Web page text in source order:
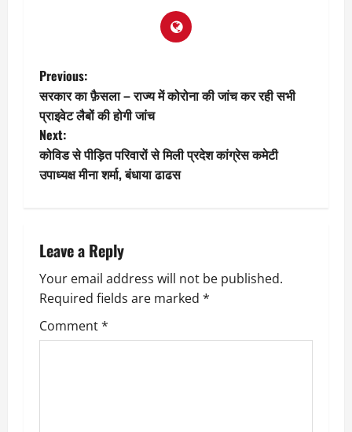
P
o
s
t
a
v
i
g
Previous:
सरकार का फ़ैसला – राज्य में कोरोना की जांच कर रही सभी
प्राइवेट लैबों की होगी जांच
Next:
कोविड से पीड़ित परिवारों से मिली प्रदेश कांग्रेस कमेटी
उपाध्यक्ष मीना शर्मा, बंधाया ढाढस
Leave a Reply
Your email address will not be published.
Required fields are marked *
Comment*